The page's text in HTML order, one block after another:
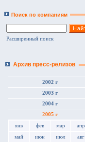
Поиск по компаниям
Расширенный поиск
Архив пресс-релизов
2002 г
2003 г
2004 г
2005 г
янв фев мар апр
май июн июл авг